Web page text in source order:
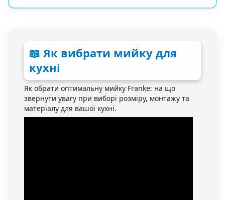
📖 Як вибрати мийку для
кухні
Як обрати оптимальну мийку Franke: на що
звернути увагу при виборі розміру, монтажу та
матеріалу для вашої кухні.